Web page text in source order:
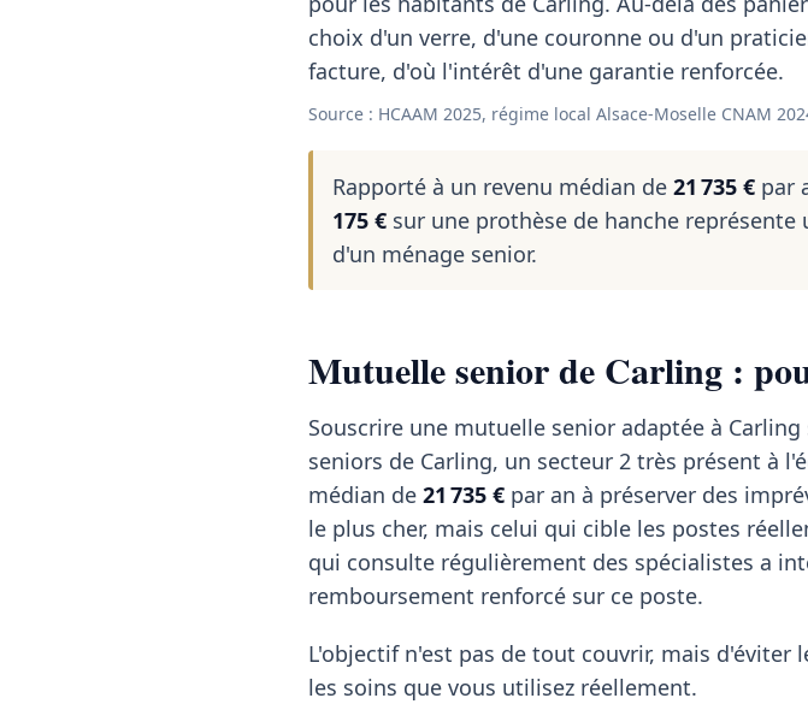
choix d'un verre, d'une couronne ou d'un
facture, d'où l'intérêt d'une garantie renforcée.
Source : HCAAM 2025, régime local Alsace-Moselle CNAM
Rapporté à un revenu médian de 21 735 € par
175 € sur une prothèse de hanche
d'un ménage senior.
Mutuelle senior de Carling :
Souscrire une mutuelle senior adaptée à
seniors de Carling, un secteur 2 très présent à
médian de 21 735 € par an à préserver des
le plus cher, mais celui qui cible les postes
qui consulte régulièrement des spécialistes a
remboursement renforcé sur ce poste.
L'objectif n'est pas de tout couvrir, mais d'éviter
les soins que vous utilisez réellement.